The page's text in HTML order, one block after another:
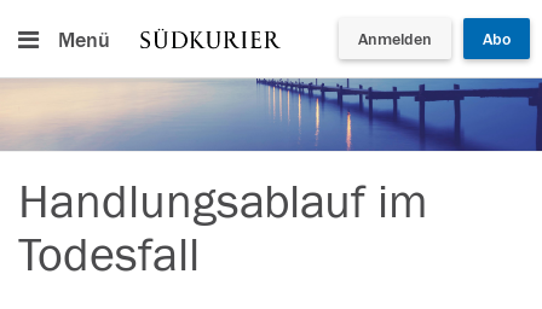
Menü Anmelden Abo
Handlungsablauf im
Todesfall